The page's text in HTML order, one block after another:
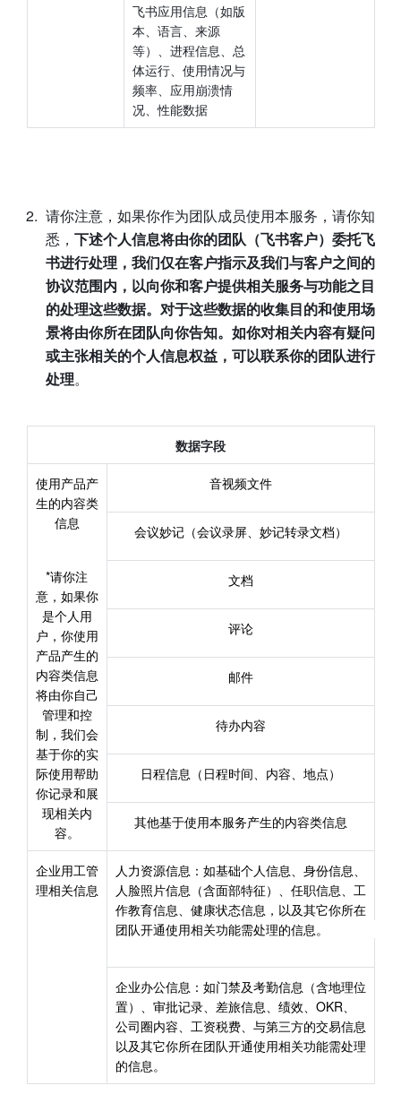
飞书应用信息（如版
本、语言、来源
等）、进程信息、总
体运行、使用情况与
频率、应用崩溃情
况、性能数据
请你注意，如果你作为团队成员使用本服务，请你知
悉， 下述个人信息将由你的团队（飞书客户）委托飞
书进行处理，我们仅在客户指示及我们与客户之间的
协议范围内，以向你和客户提供相关服务与功能之目
的处理这些数据。对于这些数据的收集目的和使用场
景将由你所在团队向你告知。如你对相关内容有疑问
或主张相关的个人信息权益，可以联系你的团队进行
处理。
数据字段
使用产品产
生的内容类
信息
*请你注
意，如果你
是个人用
户，你使用
产品产生的
内容类信息
将由你自己
管理和控
制，我们会
基于你的实
际使用帮助
你记录和展
现相关内
容。
音视频文件
会议妙记（会议录屏、妙记转录文档）
文档
评论
邮件
待办内容
日程信息（日程时间、内容、地点）
其他基于使用本服务产生的内容类信息
企业用工管
理相关信息
人力资源信息：如基础个人信息、身份信息、
人脸照片信息（含面部特征）、任职信息、工
作教育信息、健康状态信息，以及其它你所在
企业办公信息：如门禁及考勤信息（含地理位
置）、审批记录、差旅信息、绩效、OKR、
公司圈内容、工资税费、与第三方的交易信息
以及其它你所在团队开通使用相关功能需处理
的信息。